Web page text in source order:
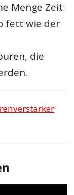
Menge Zeit
fett wie der
die